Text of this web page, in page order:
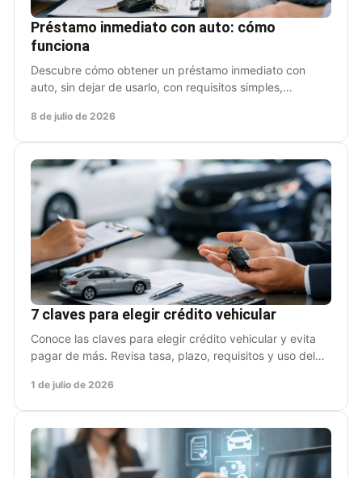
Préstamo inmediato con auto: cómo
funciona
Descubre cómo obtener un préstamo inmediato con
auto, sin dejar de usarlo, con requisitos simples,
8 de julio de 2026
7 claves para elegir crédito vehicular
Conoce las claves para elegir crédito vehicular y evita
pagar de más. Revisa tasa, plazo, requisitos y uso del
1 de julio de 2026